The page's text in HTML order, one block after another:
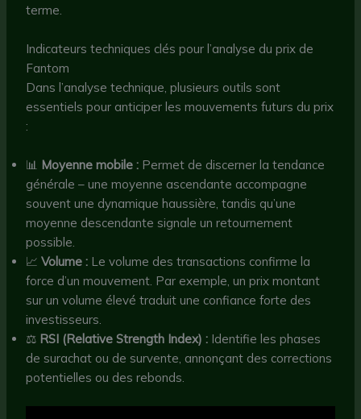
terme.
Indicateurs techniques clés pour l’analyse du prix de
Fantom
Dans l’analyse technique, plusieurs outils sont
essentiels pour anticiper les mouvements futurs du prix
:
📊 Moyenne mobile : Permet de discerner la tendance
générale – une moyenne ascendante accompagne
souvent une dynamique haussière, tandis qu’une
moyenne descendante signale un retournement
possible.
📈Volume : Le volume des transactions confirme la
force d’un mouvement. Par exemple, un prix montant
sur un volume élevé traduit une confiance forte des
investisseurs.
⚖️ RSI (Relative Strength Index) : Identifie les phases
de surachat ou de survente, annonçant des corrections
potentielles ou des rebonds.